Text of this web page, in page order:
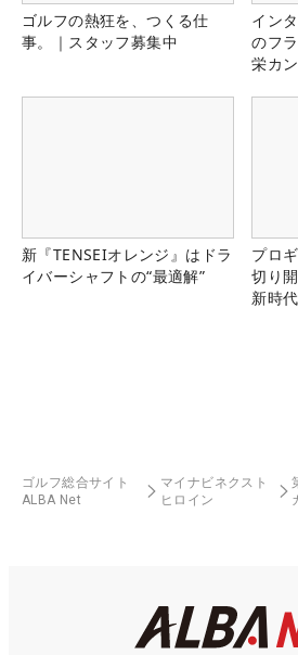
ゴルフの熱狂を、つくる仕
事。｜スタッフ募集中
イン
のフ
栄カ
新『TENSEIオレンジ』はドラ
イバーシャフトの“最適解”
プロ
切り
新時代
ゴルフ総合サイト
ALBA Net
マイナビネクスト
ヒロイン